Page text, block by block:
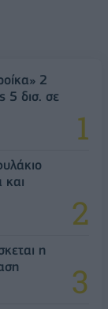
2
5 δισ. σε
η